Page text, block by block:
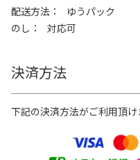
配送方法
ゆうパック
のし
対応可
決済方法
下記の決済方法がご利用頂け